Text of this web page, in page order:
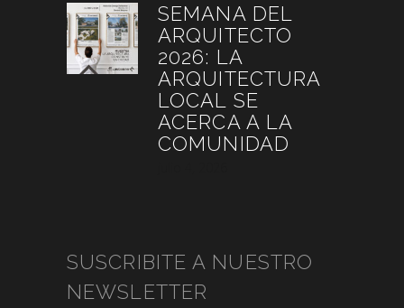
SEMANA DEL
ARQUITECTO
2026: LA
ARQUITECTURA
LOCAL SE
ACERCA A LA
COMUNIDAD
SUSCRIBITE A NUESTRO
NEWSLETTER